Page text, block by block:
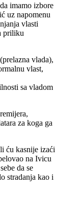
imamo izbore
uz napomenu
vlasti
priliku
vlada),
vlast,
sa vladom
za koga ga
ću kasnije izaći
na Ivicu
da se
stradanja kao i